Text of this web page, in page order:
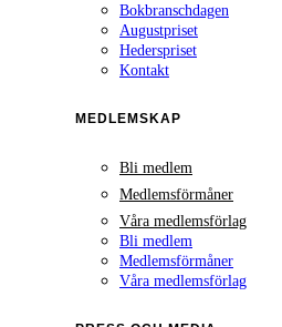
Bokbranschdagen
Augustpriset
Hederspriset
Kontakt
MEDLEMSKAP
Bli medlem
Medlemsförmåner
Våra medlemsförlag
Bli medlem
Medlemsförmåner
Våra medlemsförlag